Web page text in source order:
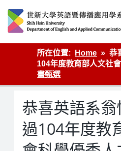
content
英語傳播
所在位置:
Home
恭
104年度教育部人文社
畫甄選
恭喜英語系
過104年度教